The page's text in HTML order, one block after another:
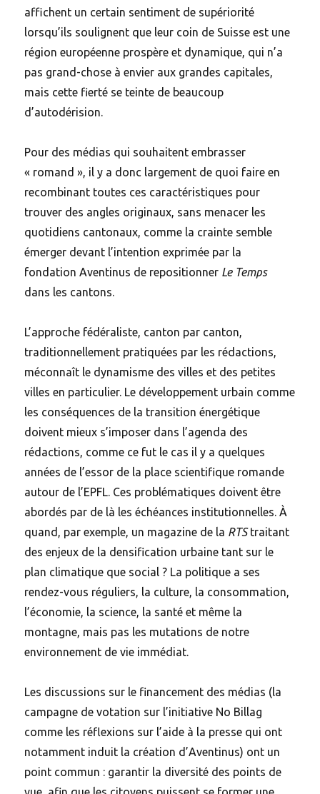
affichent un certain sentiment de supériorité
lorsqu’ils soulignent que leur coin de Suisse est une
région européenne prospère et dynamique, qui n’a
pas grand-chose à envier aux grandes capitales,
mais cette fierté se teinte de beaucoup
d’autodérision.
Pour des médias qui souhaitent embrasser
« romand », il y a donc largement de quoi faire en
recombinant toutes ces caractéristiques pour
trouver des angles originaux, sans menacer les
quotidiens cantonaux, comme la crainte semble
émerger devant l’intention exprimée par la
fondation Aventinus de repositionner Le Temps
dans les cantons.
L’approche fédéraliste, canton par canton,
traditionnellement pratiquées par les rédactions,
méconnaît le dynamisme des villes et des petites
villes en particulier. Le développement urbain comme
les conséquences de la transition énergétique
doivent mieux s’imposer dans l’agenda des
rédactions, comme ce fut le cas il y a quelques
années de l’essor de la place scientifique romande
autour de l’EPFL. Ces problématiques doivent être
abordés par de là les échéances institutionnelles. À
quand, par exemple, un magazine de la RTStraitant
des enjeux de la densification urbaine tant sur le
plan climatique que social ? La politique a ses
rendez-vous réguliers, la culture, la consommation,
l’économie, la science, la santé et même la
montagne, mais pas les mutations de notre
environnement de vie immédiat.
Les discussions sur le financement des médias (la
campagne de votation sur l’initiative No Billag
comme les réflexions sur l’aide à la presse qui ont
notamment induit la création d’Aventinus) ont un
point commun : garantir la diversité des points de